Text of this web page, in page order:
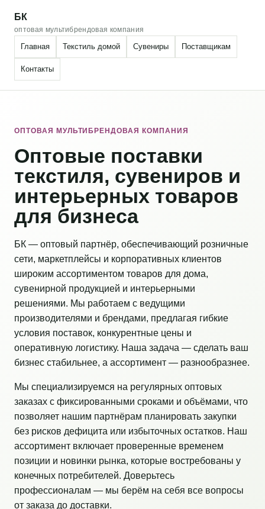
БК
оптовая мультибрендовая компания
Главная Текстиль домой Сувениры Поставщикам
Контакты
ОПТОВАЯ МУЛЬТИБРЕНДОВАЯ КОМПАНИЯ
Оптовые поставки
текстиля, сувениров и
интерьерных товаров
для бизнеса
БК — оптовый партнёр, обеспечивающий розничные
сети, маркетплейсы и корпоративных клиентов
широким ассортиментом товаров для дома,
сувенирной продукцией и интерьерными
решениями. Мы работаем с ведущими
производителями и брендами, предлагая гибкие
условия поставок, конкурентные цены и
оперативную логистику. Наша задача — сделать ваш
бизнес стабильнее, а ассортимент — разнообразнее.
Мы специализируемся на регулярных оптовых
заказах с фиксированными сроками и объёмами, что
позволяет нашим партнёрам планировать закупки
без рисков дефицита или избыточных остатков. Наш
ассортимент включает проверенные временем
позиции и новинки рынка, которые востребованы у
конечных потребителей. Доверьтесь
профессионалам — мы берём на себя все вопросы
от заказа до доставки.